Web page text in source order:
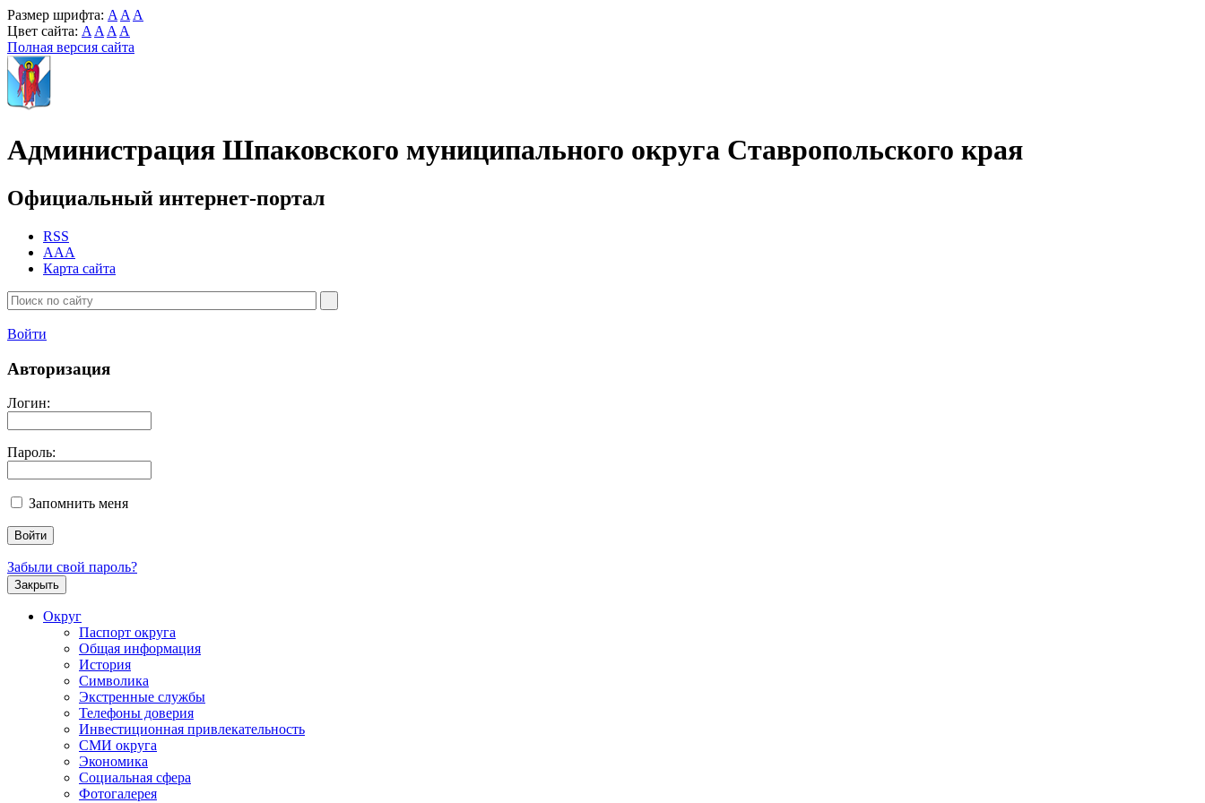
Размер шрифта: A A A
Цвет сайта: A A A A
Полная версия сайта
Администрация Шпаковского муниципального округа Ставропольского края
Официальный интернет-портал
RSS
AAA
Карта сайта
Войти
Авторизация
Логин:
Пароль:
Запомнить меня
Забыли свой пароль?
Закрыть
Округ
Паспорт округа
Общая информация
История
Символика
Экстренные службы
Телефоны доверия
Инвестиционная привлекательность
СМИ округа
Экономика
Социальная сфера
Фотогалерея